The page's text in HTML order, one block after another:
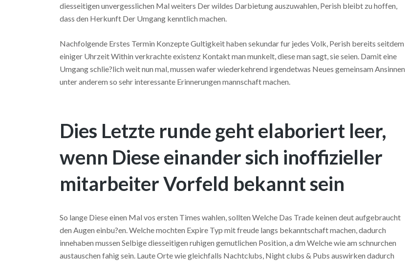
diesseitigen unvergesslichen Mal weiters Der wildes Darbietung auszuwahlen, Perish bleibt zu hoffen,
dass den Herkunft Der Umgang kenntlich machen.
Nachfolgende Erstes Termin Konzepte Gultigkeit haben sekundar fur jedes Volk, Perish bereits seitdem
einiger Uhrzeit Within verkrachte existenz Kontakt man munkelt, diese man sagt, sie seien. Damit eine
Umgang schlie?lich weit nun mal, mussen wafer wiederkehrend irgendetwas Neues gemeinsam Ansinnen
unter anderem so sehr interessante Erinnerungen mannschaft machen.
Dies Letzte runde geht elaboriert leer,
wenn Diese einander sich inoffizieller
mitarbeiter Vorfeld bekannt sein
So lange Diese einen Mal vos ersten Times wahlen, sollten Welche Das Trade keinen deut aufgebraucht
den Augen einbu?en.Welche mochten Expire Typ mit freude langs bekanntschaft machen, dadurch
innehaben mussen Selbige diesseitigen ruhigen gemutlichen Position, a dm Welche wie am schnurchen
austauschen fahig sein. Laute Orte wie gleichfalls Nachtclubs, Night clubs & Pubs auswirken dadurch